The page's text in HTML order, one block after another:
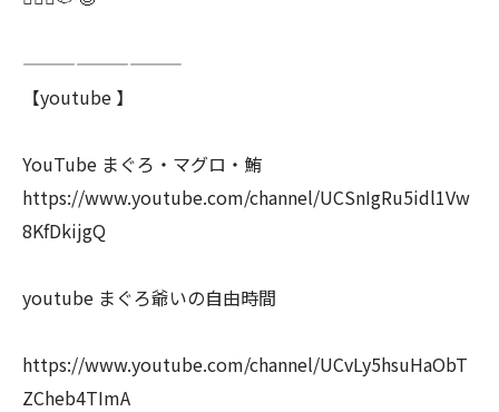
—————————
【youtube 】
YouTube まぐろ・マグロ・鮪
https://www.youtube.com/channel/UCSnIgRu5idl1Vw
8KfDkijgQ
youtube まぐろ爺いの自由時間
https://www.youtube.com/channel/UCvLy5hsuHaObT
ZCheb4TImA